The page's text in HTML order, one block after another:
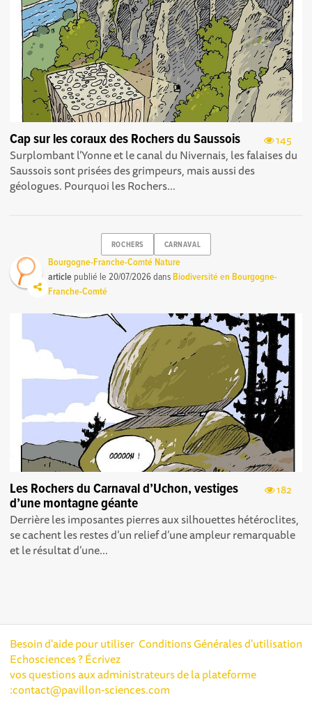
145
Cap sur les coraux des Rochers du Saussois
Surplombant l’Yonne et le canal du Nivernais, les falaises du
Saussois sont prisées des grimpeurs, mais aussi des
géologues. Pourquoi les Rochers...
ROCHERS CARNAVAL
Bourgogne-Franche-Comté Nature
article publié le20/07/2026dansBiodiversité en Bourgogne-
Franche-Comté
182
Les Rochers du Carnaval d’Uchon, vestiges
d’une montagne géante
Derrière les imposantes pierres aux silhouettes hétéroclites,
se cachent les restes d’un relief d’une ampleur remarquable
et le résultat d’une...
Conditions Générales d'utilisation
Besoin d'aide pour utiliser
Echosciences ? Écrivez
vos questions aux administrateurs de la plateforme
:contact@pavillon-sciences.com